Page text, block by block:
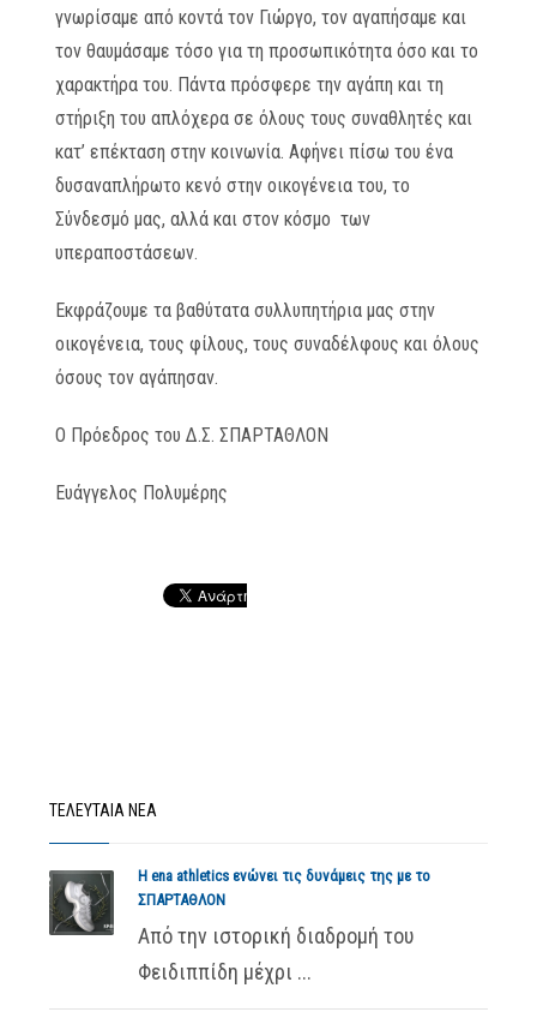
γνωρίσαμε από κοντά τον Γιώργο, τον αγαπήσαμε και
τον θαυμάσαμε τόσο για τη προσωπικότητα όσο και το
χαρακτήρα του. Πάντα πρόσφερε την αγάπη και τη
στήριξη του απλόχερα σε όλους τους συναθλητές και
κατ’ επέκταση στην κοινωνία. Αφήνει πίσω του ένα
δυσαναπλήρωτο κενό στην οικογένεια του, το
Σύνδεσμό μας, αλλά και στον κόσμο των
υπεραποστάσεων.
Εκφράζουμε τα βαθύτατα συλλυπητήρια μας στην
οικογένεια, τους φίλους, τους συναδέλφους και όλους
όσους τον αγάπησαν.
Ο Πρόεδρος του Δ.Σ. ΣΠΑΡΤΑΘΛΟΝ
Ευάγγελος Πολυμέρης
ΤΕΛΕΥΤΑΙΑ ΝΕΑ
Η ena athletics ενώνει τις δυνάμεις της με το
ΣΠΑΡΤΑΘΛΟΝ
Από την ιστορική διαδρομή του
Φειδιππίδη μέχρι ...